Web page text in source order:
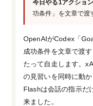
今日やる1アクショ
功条件」を文章で渡
OpenAIがCodex「
成功条件を文章で渡
たって自走します。
の見習いを同時に動
Flashは会話の指示だ
来ました。